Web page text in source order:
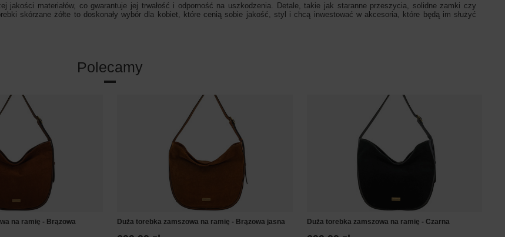
jakości materiałów, co gwarantuje jej trwałość i odporność na uszkodzenia. Detale, takie jak staranne przeszycia, solidne zamki czy
skórzane żółte to doskonały wybór dla kobiet, które cenią sobie jakość, styl i chcą inwestować w akcesoria, które będą im służyć
Polecamy
na ramię - Brązowa Duża torebka zamszowa na ramię - Brązowa jasna Duża torebka zamszowa na ramię - Czarna